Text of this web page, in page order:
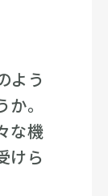
よう
。
な機
けら